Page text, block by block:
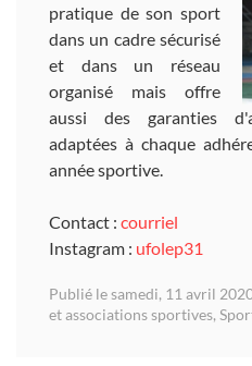
pratique de son sport
dans un cadre sécurisé
et dans un réseau
organisé mais offre
aussi des garanties
adaptées à chaque
année sportive.
Contact : courriel
Instagram : ufolep31
Publié le samedi, 11 avril
et associations sportives,